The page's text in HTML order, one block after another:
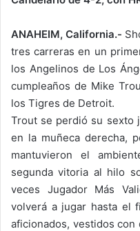
ANAHEIM, California.-
tres carreras en un
los Angelinos de Los
cumpleaños de Mike
los Tigres de Detroit.
Trout se perdió su sexto
en la muñeca derecha,
mantuvieron el
segunda vitoria al hilo
veces Jugador Más
volverá a jugar hasta el
aficionados, vestidos